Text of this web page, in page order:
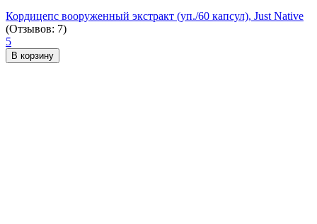
Кордицепс вооруженный экстракт (уп./60 капсул), Just Native
(Отзывов: 7)
5
В корзину